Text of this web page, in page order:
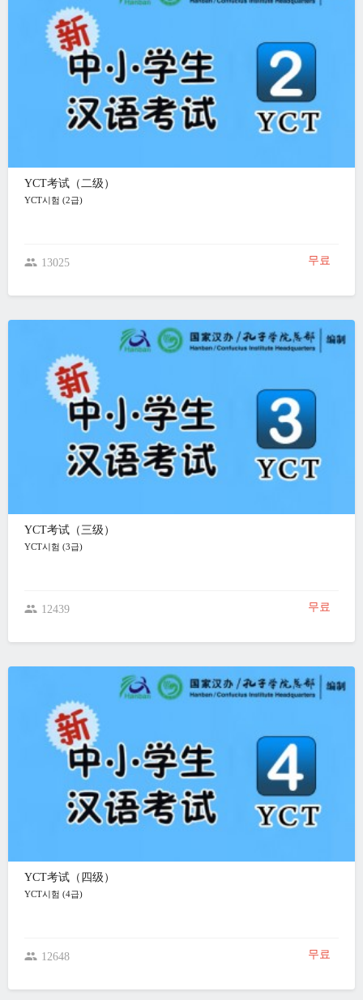
YCT考试（二级）
YCT시험 (2급)
13025 무료
YCT考试（三级）
YCT시험 (3급)
12439 무료
YCT考试（四级）
YCT시험 (4급)
12648 무료